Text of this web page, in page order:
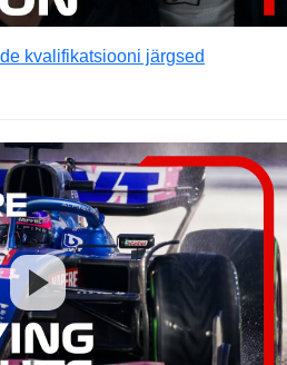
kvalifikatsiooni järgsed